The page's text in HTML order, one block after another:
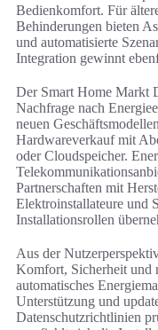
Bedienkomfort. Für
Behinderungen bieten
und automatisierte
Integration gewinnt
Der Smart Home Markt
Nachfrage nach
neuen
Hardwareverkauf mit
oder Cloudspeicher.
Partnerschaften mit
Elektroinstallateure und
Installationsrollen
Aus der
Komfort, Sicherheit und
automatisches
Unterstützung und
Datenschutzrichtlinien